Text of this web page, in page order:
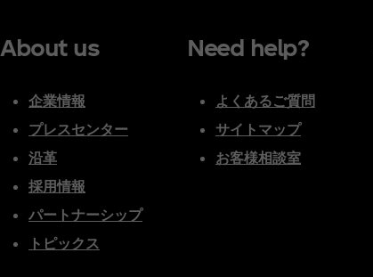
About us
企業情報
プレスセンター
沿革
採用情報
パートナーシップ
トピックス
Need help?
よくあるご質問
サイトマップ
お客様相談室